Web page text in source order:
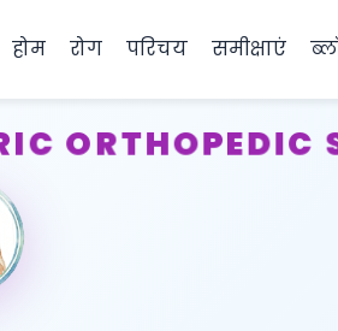
होम रोग परिचय समीक्षाएं
ORTHOPEDIC